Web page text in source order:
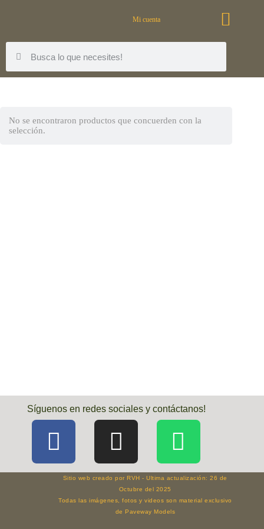
Mi cuenta
No se encontraron productos que concuerden con la
selección.
Síguenos en redes sociales y contáctanos!
Sitio web creado por RVH - Ultima actualización: 26 de
Octubre del 2025
Todas las imágenes, fotos y videos son material exclusivo
de Paveway Models